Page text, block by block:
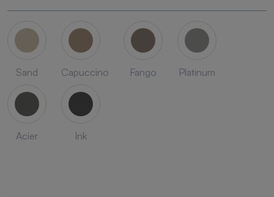
Sand Capuccino Fango Platinum
Acier Ink